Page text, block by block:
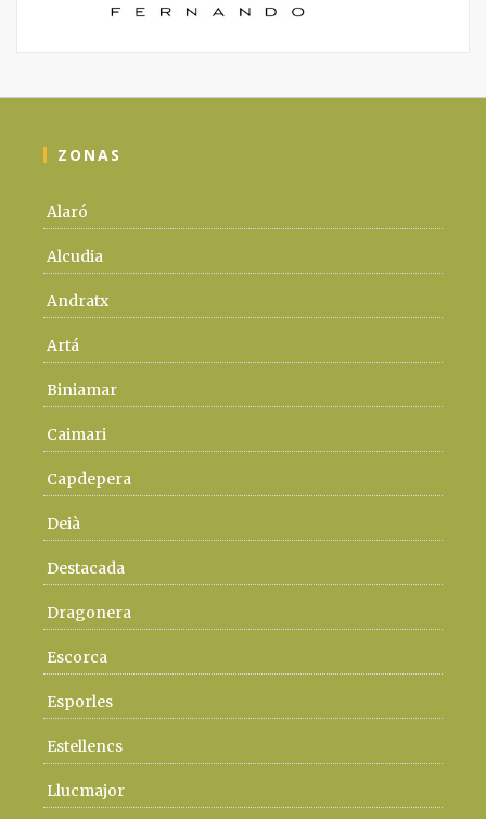
ZONAS
Alaró
Alcudia
Andratx
Artá
Biniamar
Caimari
Capdepera
Deià
Destacada
Dragonera
Escorca
Esporles
Estellencs
Llucmajor